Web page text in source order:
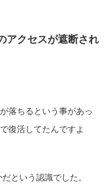
X4 EOS R10
LUMIX G100
アクセスが遮断され
落ちるという事があっ
復活してたんですよ
という認識でした。